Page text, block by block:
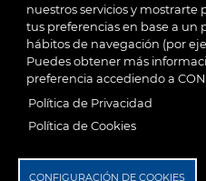
nuestros servicios y
tus preferencias en base a un
hábitos de navegación (por
Puedes obtener más
preferencia accediendo a
Política de Privacidad
Política de Cookies
CONFIGURACIÓN DE COOKIES
© 2026
Ayuntamiento de Villaseca